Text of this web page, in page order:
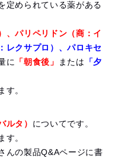
定められている薬がある
、パリペリドン（商：イ
レクサプロ）、パロキセ
に 「朝食後」 または
「夕
す。
ルタ） についてです。
す。
んの製品Q&Aページに書